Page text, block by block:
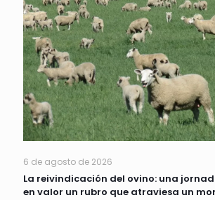
6 de agosto de 2026
La reivindicación del ovino: una
en valor un rubro que atraviesa un